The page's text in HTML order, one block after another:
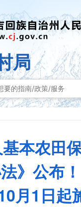
局
基本农田
》公布
月1日起